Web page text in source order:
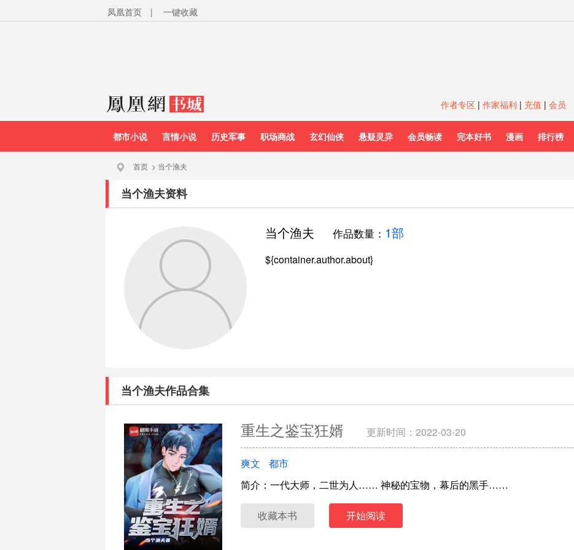
凤凰首页 | 一键收藏
作者专区 | 作家福利 | 充值 | 会员
都市小说 言情小说 历史军事 职场商战 玄幻仙侠 悬疑灵异 会员畅读 完本好书 漫画 排行榜
首页 > 当个渔夫
当个渔夫资料
当个渔夫 作品数量： 1部
${container.author.about}
当个渔夫作品合集
重生之鉴宝狂婿 更新时间：2022-03-20
爽文
都市
简介：一代大师，二世为人…… 神秘的宝物，幕后的黑手……
收藏本书 开始阅读